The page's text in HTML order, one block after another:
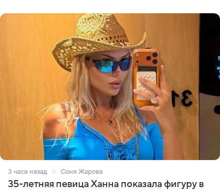
3 часа назад Соня Жарова
35-летняя певица Ханна показала фигуру в